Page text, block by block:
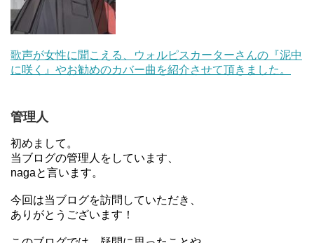
歌声が女性に聞こえる、ウォルピスカーターさんの『泥中
に咲く』やお勧めのカバー曲を紹介させて頂きました。
管理人
初めまして。
当ブログの管理人をしています、
nagaと言います。
今回は当ブログを訪問していただき、
ありがとうございます！